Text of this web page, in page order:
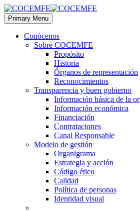
Primary Menu
Conócenos
Sobre COCEMFE
Propósito
Historia
Órganos de representación
Reconocimientos
Transparencia y buen gobierno
Información básica de la
Información económica
Financiación
Contrataciones
Canal Responsable
Modelo de gestión
Organigrama
Estrategia y acción
Código ético
Calidad
Política de personas
Identidad visual